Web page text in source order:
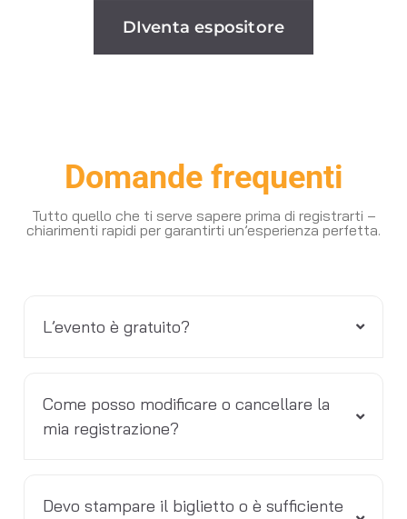
DIventa espositore
Domande frequenti
Tutto quello che ti serve sapere prima di registrarti –
chiarimenti rapidi per garantirti un’esperienza perfetta.
L’evento è gratuito?
Come posso modificare o cancellare la
mia registrazione?
Devo stampare il biglietto o è sufficiente